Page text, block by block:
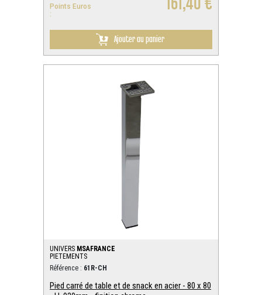
Points Euros
:
Ajouter au panier
UNIVERS MSAFRANCE
PIETEMENTS
Référence : 61R-CH
Pied carré de table et de snack en acier - 80 x 80